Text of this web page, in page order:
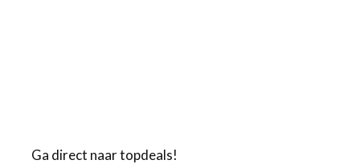
Ga direct naar topdeals!